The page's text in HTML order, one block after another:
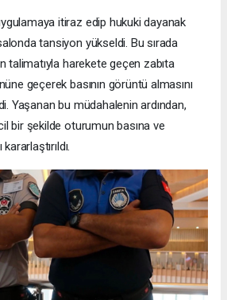
itiraz edip hukuki dayanak
tansiyon yükseldi. Bu sırada
talimatıyla harekete geçen zabıta
geçerek basının görüntü almasını
Yaşanan bu müdahalenin ardından,
bir şekilde oturumun basına ve